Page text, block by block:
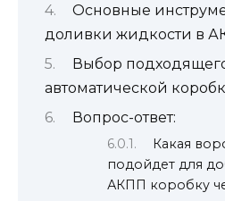
Основные
доливки жидкости в
Выбор
автоматической
Вопрос-ответ:
Какая
подойдет для
АКПП коробку